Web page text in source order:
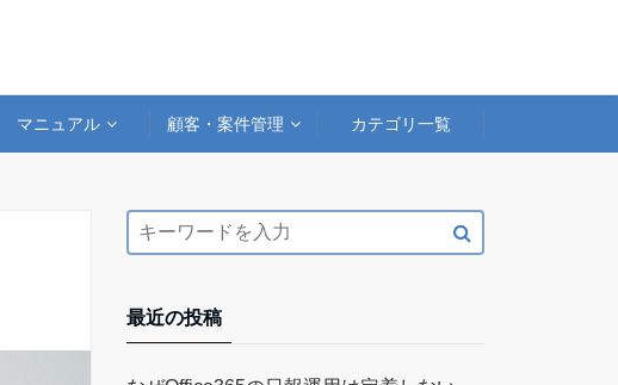
マニュアル 顧客・案件管理 カテゴリ一覧
最近の投稿